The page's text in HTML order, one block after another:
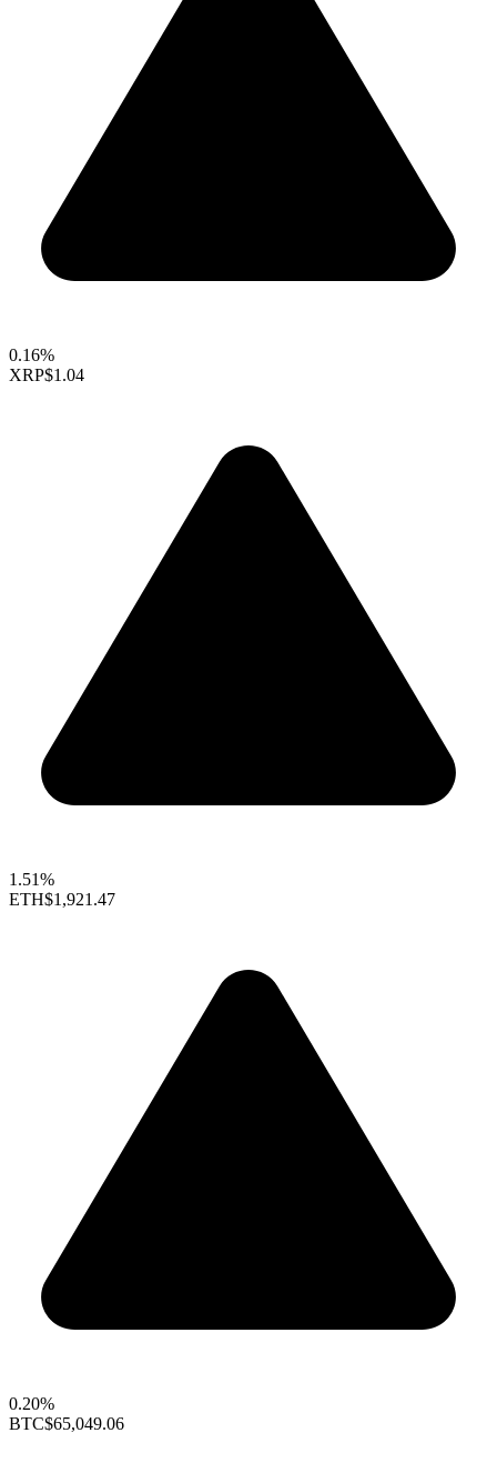
0.16%
XRP$1.04
1.51%
ETH$1,921.47
0.20%
BTC$65,049.06